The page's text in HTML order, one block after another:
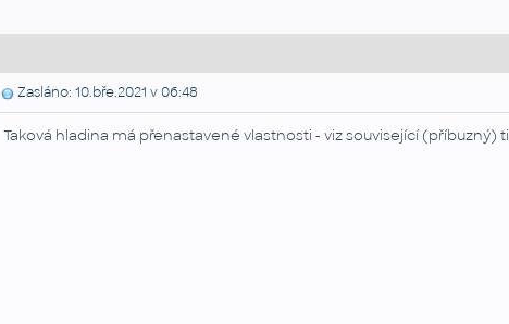
Zasláno: 10.bře.2021 v 06:48
Taková hladina má přenastavené vlastnosti - viz související (příbuzný)